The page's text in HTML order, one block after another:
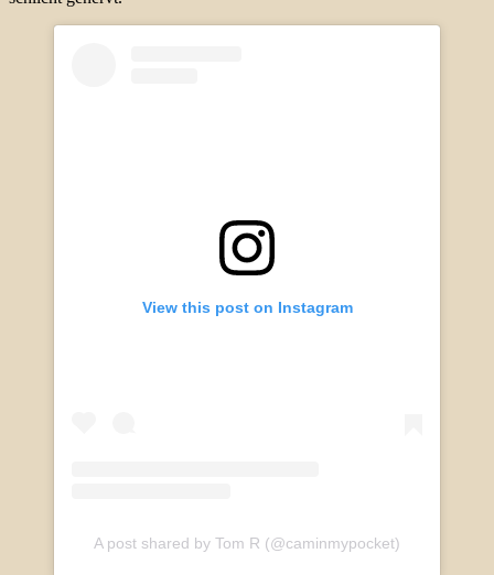
View this post on Instagram
A post shared by Tom R (@caminmypocket)